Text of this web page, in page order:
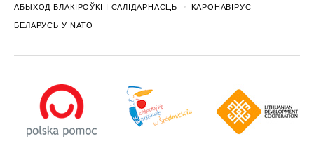
АБЫХОД БЛАКІРОЎКІ І САЛІДАРНАСЦЬ КАРОНАВІРУС
БЕЛАРУСЬ У NATO